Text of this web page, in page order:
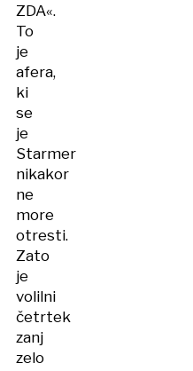
ZDA«.
To
je
afera,
ki
se
je
Starmer
nikakor
ne
more
otresti.
Zato
je
volilni
četrtek
zanj
zelo